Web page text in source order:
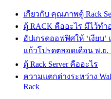
เกียวกับ คุณภาพตู้ Rack
ตู้ RACK คืออะไร มีไว้ทำ
อัปเกรดออฟฟิศให้ ‘เงียบ
แก้วโปรดตลอดเดือน พ.ย.
ตู้ Rack Server คืออะไร
ความแตกต่างระหว่าง
Rack